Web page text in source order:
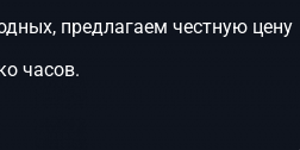
предлагаем честную цену
часов.